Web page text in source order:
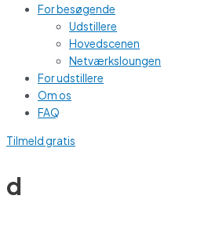
For besøgende
Udstillere
Hovedscenen
Netværksloungen
For udstillere
Om os
FAQ
Tilmeld gratis
d